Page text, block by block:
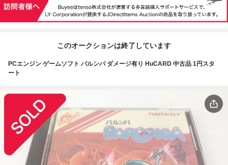
このオークションは終了しています
PCエンジン ゲームソフト バルンバ ダメージ有り HuCARD 中古品 1円スタ
ート